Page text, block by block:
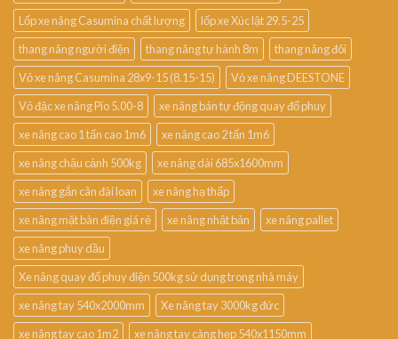
Lốp xe nâng Casumina chất lượng
lốp xe Xúc lật 29.5-25
thang nâng người điện
thang nâng tự hành 8m
thang nâng đôi
Vỏ xe nâng Casumina 28x9-15 (8.15-15)
Vỏ xe nâng DEESTONE
Vỏ đặc xe nâng Pio 5.00-8
xe nâng bán tự động quay đổ phuy
xe nâng cao 1 tấn cao 1m6
xe nâng cao 2 tấn 1m6
xe nâng chậu cảnh 500kg
xe nâng dài 685x1600mm
xe nâng gắn cân đài loan
xe nâng hạ thấp
xe nâng mặt bàn điện giá rẻ
xe nâng nhật bản
xe nâng pallet
xe nâng phuy dầu
Xe nâng quay đổ phuy điện 500kg sử dụng trong nhà máy
xe nâng tay 540x2000mm
Xe nâng tay 3000kg đức
xe nâng tay cao 1m2
xe nâng tay càng hẹp 540x1150mm